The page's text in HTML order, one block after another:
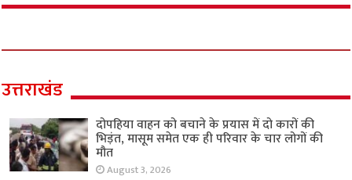
उत्तराखंड
दोपहिया वाहन को बचाने के प्रयास में दो कारों की
भिड़ंत, मासूम समेत एक ही परिवार के चार लोगों की
मौत
August 3, 2026